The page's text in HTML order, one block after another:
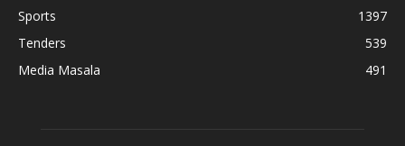
Sports
1397
Tenders
539
Media Masala
491